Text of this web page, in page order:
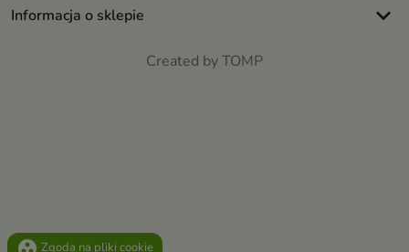
Informacja o sklepie keyboard_arrow_down
Created by TOMP
Zgoda na pliki cookie